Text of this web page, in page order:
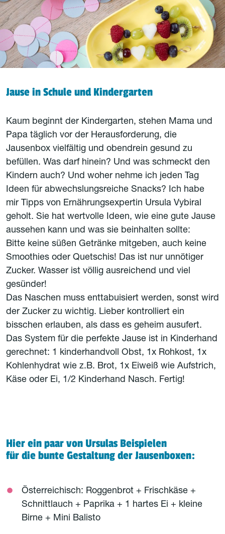
Jause in Schule und Kindergarten
Kaum beginnt der Kindergarten, stehen Mama und
Papa täglich vor der Herausforderung, die
Jausenbox vielfältig und obendrein gesund zu
befüllen. Was darf hinein? Und was schmeckt den
Kindern auch? Und woher nehme ich jeden Tag
Ideen für abwechslungsreiche Snacks? Ich habe
mir Tipps von Ernährungsexpertin Ursula Vybiral
geholt. Sie hat wertvolle Ideen, wie eine gute Jause
aussehen kann und was sie beinhalten sollte:
Bitte keine süßen Getränke mitgeben, auch keine
Smoothies oder Quetschis! Das ist nur unnötiger
Zucker. Wasser ist völlig ausreichend und viel
gesünder!
Das Naschen muss enttabuisiert werden, sonst wird
der Zucker zu wichtig. Lieber kontrolliert ein
bisschen erlauben, als dass es geheim ausufert.
Das System für die perfekte Jause ist in Kinderhand
gerechnet: 1 kinderhandvoll Obst, 1x Rohkost, 1x
Kohlenhydrat wie z.B. Brot, 1x Eiweiß wie Aufstrich,
Käse oder Ei, 1/2 Kinderhand Nasch. Fertig!
Hier ein paar von Ursulas Beispielen
für die bunte Gestaltung der Jausenboxen:
Österreichisch: Roggenbrot + Frischkäse +
Schnittlauch + Paprika + 1 hartes Ei + kleine
Birne + Mini Balisto